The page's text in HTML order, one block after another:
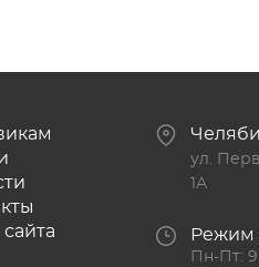
сайта
ул.
1А
Режим
Пн-Пт: